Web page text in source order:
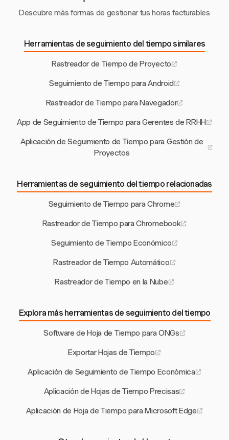
Descubre más formas de gestionar tus horas facturables
Herramientas de seguimiento del tiempo similares
Rastreador de Tiempo de Proyecto
Seguimiento de Tiempo para Android
Rastreador de Tiempo para Navegador
App de Seguimiento de Tiempo para Gerentes de RRHH
Aplicación de Seguimiento de Tiempo para Gestión de
Proyectos
Herramientas de seguimiento del tiempo relacionadas
Seguimiento de Tiempo para Chrome
Rastreador de Tiempo para Chromebook
Seguimiento de Tiempo Económico
Rastreador de Tiempo Automático
Rastreador de Tiempo en la Nube
Explora más herramientas de seguimiento del tiempo
Software de Hoja de Tiempo para ONGs
Exportar Hojas de Tiempo
Aplicación de Seguimiento de Tiempo Económica
Aplicación de Hojas de Tiempo Precisas
Aplicación de Hoja de Tiempo para Microsoft Edge